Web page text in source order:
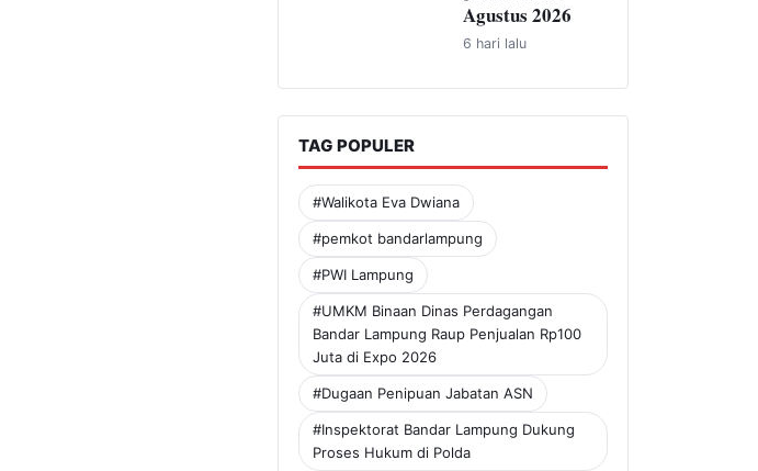
Agustus 2026
6 hari lalu
TAG POPULER
#Walikota Eva Dwiana
#pemkot bandarlampung
#PWI Lampung
#UMKM Binaan Dinas Perdagangan
Bandar Lampung Raup Penjualan Rp100
Juta di Expo 2026
#Dugaan Penipuan Jabatan ASN
#Inspektorat Bandar Lampung Dukung
Proses Hukum di Polda